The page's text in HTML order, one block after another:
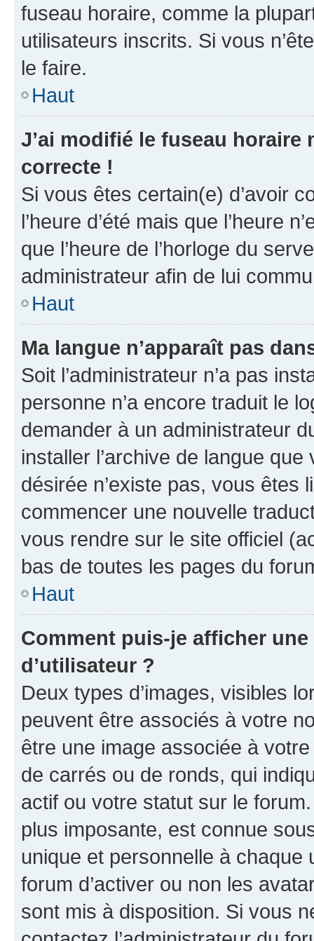
fuseau horaire, comme la
utilisateurs inscrits. Si vous
le faire.
Haut
J’ai modifié le fuseau horaire
correcte !
Si vous êtes certain(e) d’avoir
l’heure d’été mais que l’heure
que l’heure de l’horloge du
administrateur afin de lui
Haut
Ma langue n’apparaît pas
Soit l’administrateur n’a pas
personne n’a encore traduit le
demander à un administrateur
installer l’archive de langue
désirée n’existe pas, vous êtes
commencer une nouvelle
vous rendre sur le site officiel
bas de toutes les pages du
Haut
Comment puis-je afficher
d’utilisateur ?
Deux types d’images, visibles
peuvent être associés à votre
être une image associée à
de carrés ou de ronds, qui
actif ou votre statut sur le
plus imposante, est connue
unique et personnelle à chaque
forum d’activer ou non les
sont mis à disposition. Si vous